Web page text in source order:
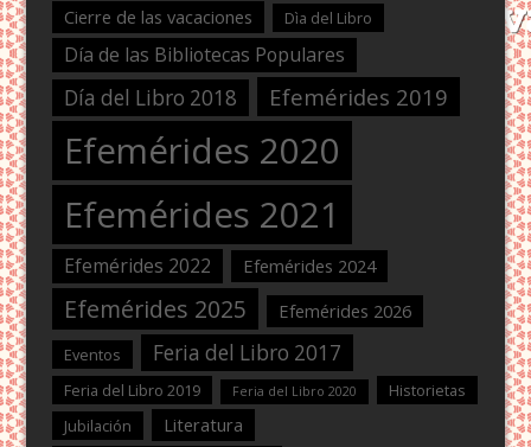
Cierre de las vacaciones Dìa del Libro
Día de las Bibliotecas Populares
Día del Libro 2018 Efemérides 2019
Efemérides 2020
Efemérides 2021
Efemérides 2022 Efemérides 2024
Efemérides 2025 Efemérides 2026
Eventos Feria del Libro 2017
Feria del Libro 2019 Feria del Libro 2020
Historietas
Jubilación
Literatura